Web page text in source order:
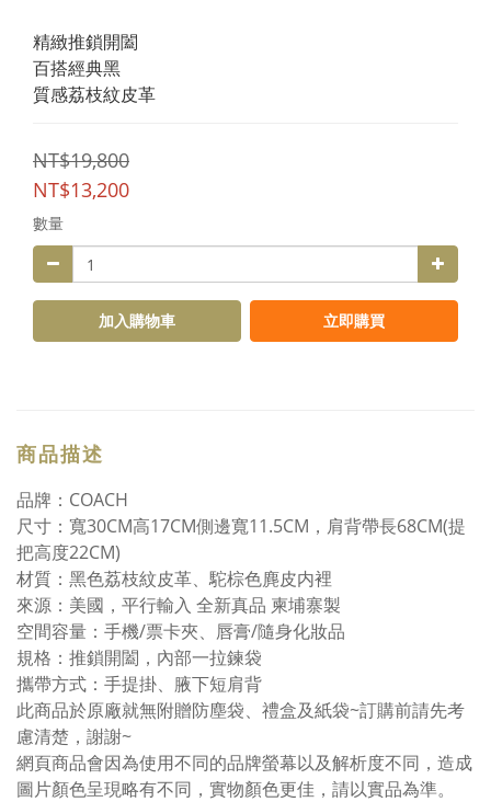
精緻推鎖開闔
百搭經典黑
質感荔枝紋皮革
NT$19,800
NT$13,200
數量
加入購物車 立即購買
商品描述
品牌：COACH
尺寸：寬30CM高17CM側邊寬11.5CM，肩背帶長68CM(提
把高度22CM)
材質：黑色荔枝紋皮革、駝棕色麂皮内裡
來源：美國，平行輸入 全新真品 柬埔寨製
空間容量：手機/票卡夾、唇膏/隨身化妝品
規格：推鎖開闔，內部一拉鍊袋
攜帶方式：手提掛、腋下短肩背
此商品於原廠就無附贈防塵袋、禮盒及紙袋~訂購前請先考
慮清楚，謝謝~
網頁商品會因為使用不同的品牌螢幕以及解析度不同，造成
圖片顏色呈現略有不同，實物顏色更佳，請以實品為準。